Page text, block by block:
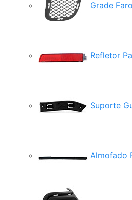
Grade
Refletor
Suporte
Almofado